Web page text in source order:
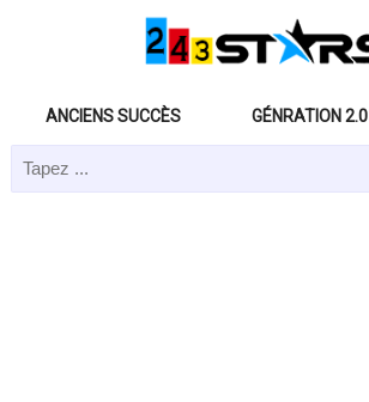
ANCIENS SUCCÈS GÉNRATION 2.0